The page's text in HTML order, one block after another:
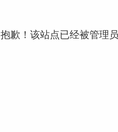
抱歉！该站点已经被管理